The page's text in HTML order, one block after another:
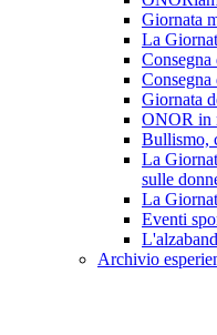
Giornata
La
Giornata
ONOR in
Bullismo,
La
sulle
La
Eventi
Archivio